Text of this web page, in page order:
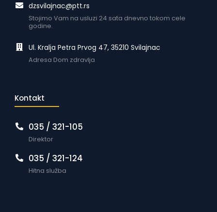
dzsvilajnac@ptt.rs
Stojimo Vam na usluzi 24 sata dnevno tokom cele
godine.
Ul. Kralja Petra Prvog 47, 35210 Svilajnac
Adresa Dom zdravlja
Kontakt
035 / 321-105
Direktor
035 / 321-124
Hitna služba